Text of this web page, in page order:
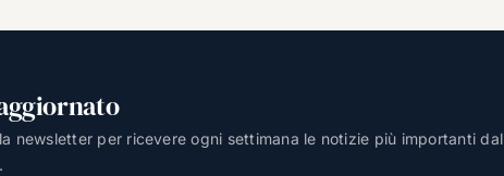
newsletter per ricevere ogni settimana le notizie più importanti dal